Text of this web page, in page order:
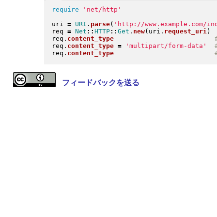
require
'net/http'
uri = URI . parse( 'http://www.example.com/
req = Net :: HTTP:: Get . new( uri . request_uri )
req . content_type
req . content_type = 'multipart/form-data'
req . content_type
フィードバックを送る